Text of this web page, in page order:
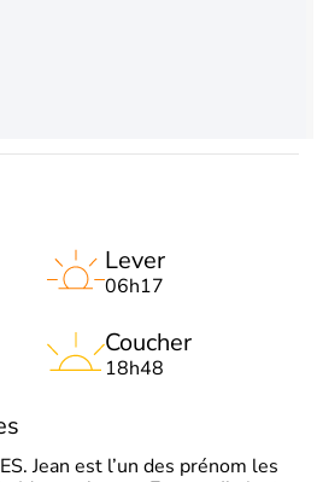
Lever
06h17
Coucher
18h48
Jean est l’un des prénom les